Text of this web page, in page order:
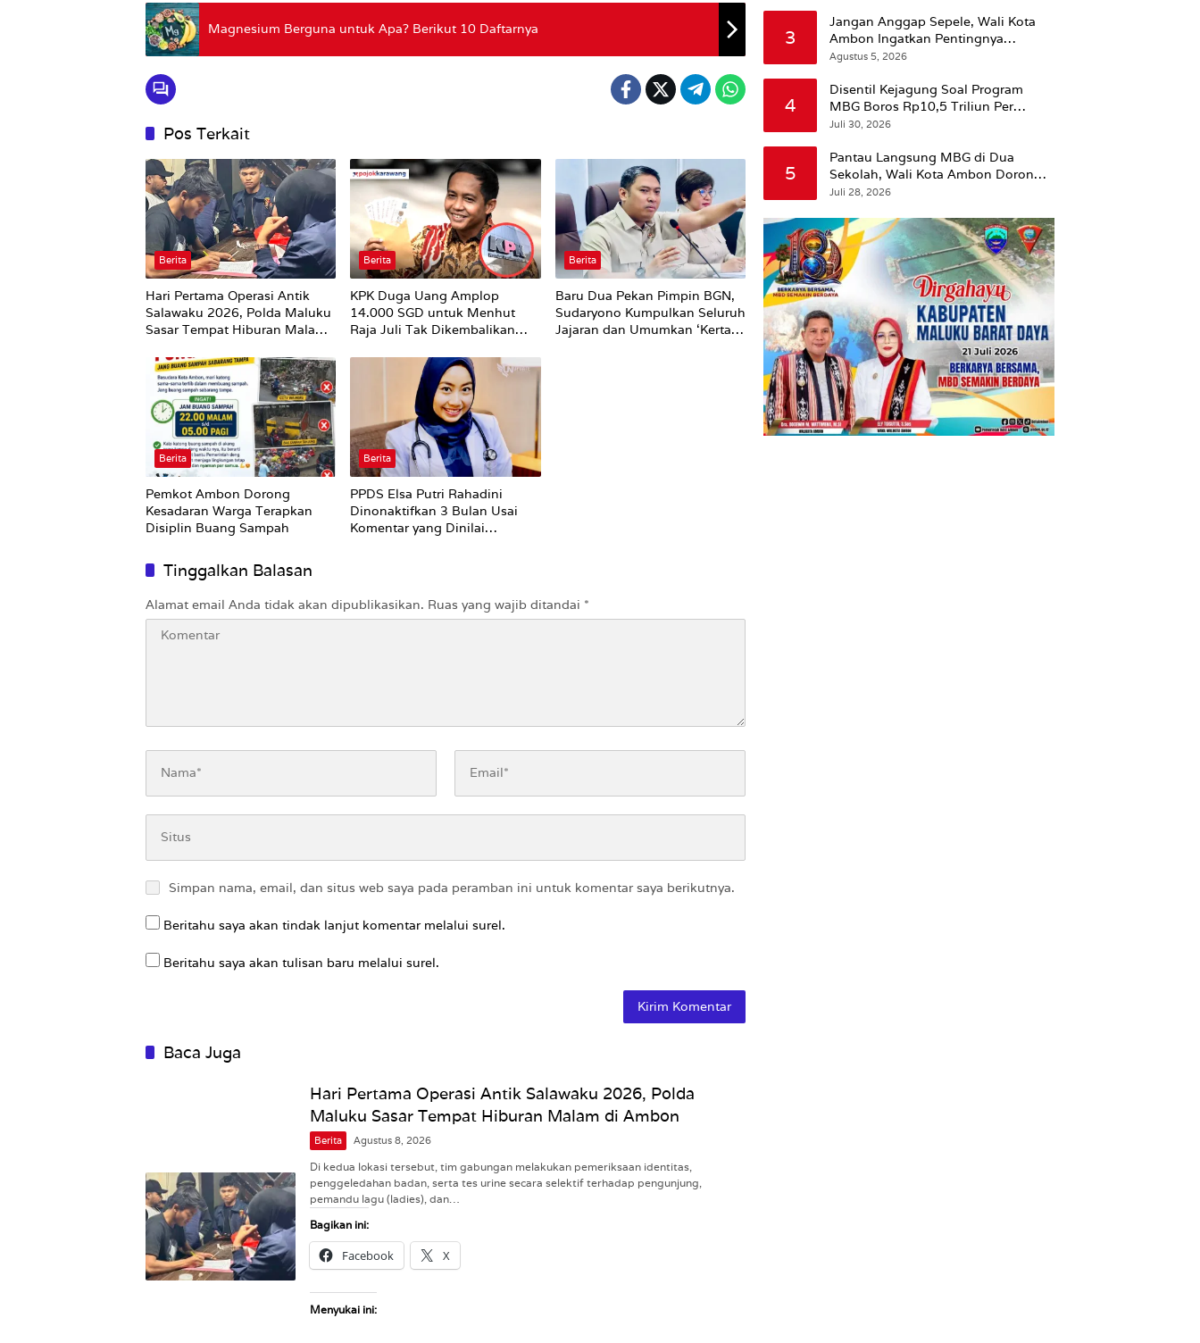
Magnesium Berguna untuk Apa? Berikut 10 Daftarnya
Pos Terkait
Berita
Hari Pertama Operasi Antik
Salawaku 2026, Polda Maluku
Sasar Tempat Hiburan Malam
Berita
KPK Duga Uang Amplop
14.000 SGD untuk Menhut
Raja Juli Tak Dikembalikan
Berita
Baru Dua Pekan Pimpin BGN,
Sudaryono Kumpulkan Seluruh
Jajaran dan Umumkan ‘Kertas
Berita
Pemkot Ambon Dorong
Kesadaran Warga Terapkan
Disiplin Buang Sampah
Berita
PPDS Elsa Putri Rahadini
Dinonaktifkan 3 Bulan Usai
Komentar yang Dinilai
Tinggalkan Balasan
Alamat email Anda tidak akan dipublikasikan. Ruas yang wajib ditandai *
Simpan nama, email, dan situs web saya pada peramban ini untuk komentar saya berikutnya.
Beritahu saya akan tindak lanjut komentar melalui surel.
Beritahu saya akan tulisan baru melalui surel.
Baca Juga
Hari Pertama Operasi Antik Salawaku 2026, Polda
Maluku Sasar Tempat Hiburan Malam di Ambon
Berita Agustus 8, 2026
Di kedua lokasi tersebut, tim gabungan melakukan pemeriksaan identitas,
penggeledahan badan, serta tes urine secara selektif terhadap pengunjung,
pemandu lagu (ladies), dan…
Bagikan ini:
Facebook X
Menyukai ini:
3
Jangan Anggap Sepele, Wali Kota
Ambon Ingatkan Pentingnya
Perencanaan Kesehatan
Agustus 5, 2026
4
Disentil Kejagung Soal Program
MBG Boros Rp10,5 Triliun Per
Tahun, Kepala BGN Sudaryono Beri
Juli 30, 2026
5
Pantau Langsung MBG di Dua
Sekolah, Wali Kota Ambon Dorong
Pemerataan Hingga Wilayah
Juli 28, 2026